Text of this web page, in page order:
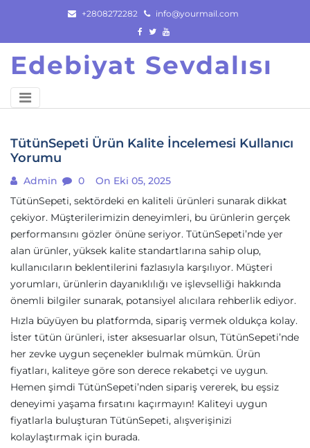
content
+2808272282 info@yourmail.com
Edebiyat Sevdalısı
TütünSepeti Ürün Kalite İncelemesi Kullanıcı
Yorumu
Admin 0
On Eki 05, 2025
TütünSepeti, sektördeki en kaliteli ürünleri sunarak dikkat
çekiyor. Müşterilerimizin deneyimleri, bu ürünlerin gerçek
performansını gözler önüne seriyor. TütünSepeti’nde yer
alan ürünler, yüksek kalite standartlarına sahip olup,
kullanıcıların beklentilerini fazlasıyla karşılıyor. Müşteri
yorumları, ürünlerin dayanıklılığı ve işlevselliği hakkında
önemli bilgiler sunarak, potansiyel alıcılara rehberlik ediyor.
Hızla büyüyen bu platformda, sipariş vermek oldukça kolay.
İster tütün ürünleri, ister aksesuarlar olsun, TütünSepeti’nde
her zevke uygun seçenekler bulmak mümkün. Ürün
fiyatları, kaliteye göre son derece rekabetçi ve uygun.
Hemen şimdi TütünSepeti’nden sipariş vererek, bu eşsiz
deneyimi yaşama fırsatını kaçırmayın! Kaliteyi uygun
fiyatlarla buluşturan TütünSepeti, alışverişinizi
kolaylaştırmak için burada.